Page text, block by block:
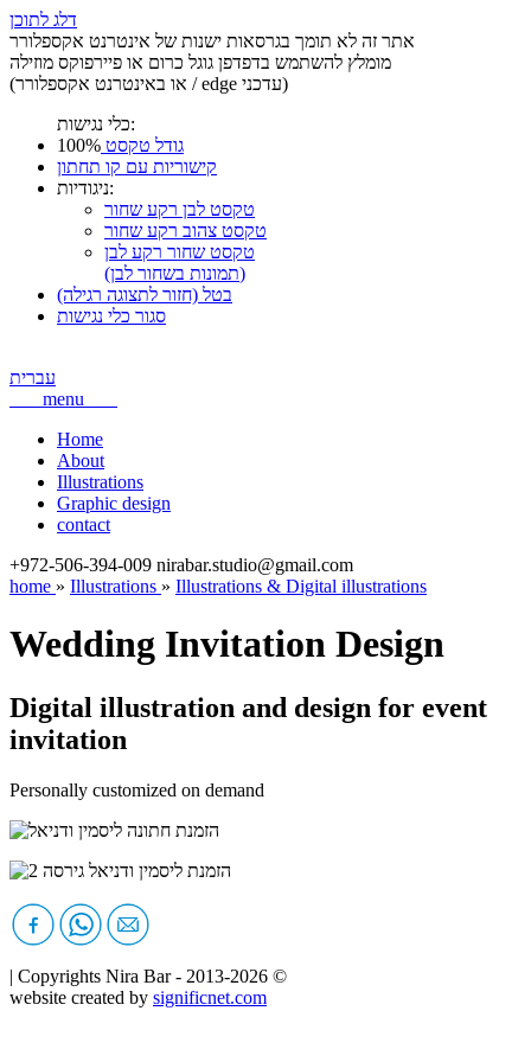
דלג לתוכן
אתר זה לא תומך בגרסאות ישנות של אינטרנט אקספלורר
מומלץ להשתמש בדפדפן גוגל כרום או פיירפוקס מוזילה
(או באינטרנט אקספלורר / edge עדכני)
כלי נגישות:
גודל טקסט 100%
קישוריות עם קו תחתון
ניגודיות:
טקסט לבן רקע שחור
טקסט צהוב רקע שחור
טקסט שחור רקע לבן
(תמונות בשחור לבן)
בטל (חזור לתצוגה רגילה)
סגור כלי נגישות
עברית
menu
Home
About
Illustrations
Graphic design
contact
+972-506-394-009 nirabar.studio@gmail.com
home » Illustrations » Illustrations & Digital illustrations
Wedding Invitation Design
Digital illustration and design for event
invitation
Personally customized on demand
| Copyrights Nira Bar - 2013-2026 ©
website created by significnet.com